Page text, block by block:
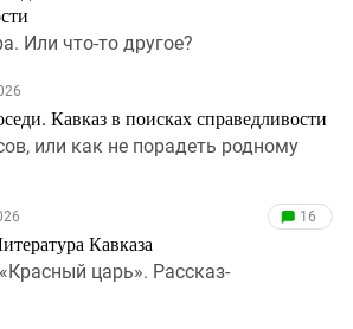
Или что-то другое?
Кавказ в поисках справедливости
или как не порадеть родному
Кавказа
16
царь». Рассказ-